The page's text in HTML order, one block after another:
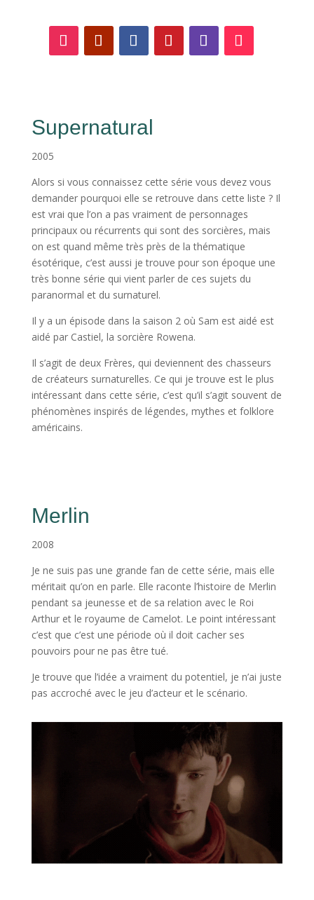
Supernatural
2005
Alors si vous connaissez cette série vous devez vous
demander pourquoi elle se retrouve dans cette liste ? Il
est vrai que l’on a pas vraiment de personnages
principaux ou récurrents qui sont des sorcières, mais
on est quand même très près de la thématique
ésotérique, c’est aussi je trouve pour son époque une
très bonne série qui vient parler de ces sujets du
paranormal et du surnaturel.
Il y a un épisode dans la saison 2 où Sam est aidé est
aidé par Castiel, la sorcière Rowena.
Il s’agit de deux Frères, qui deviennent des chasseurs
de créateurs surnaturelles. Ce qui je trouve est le plus
intéressant dans cette série, c’est qu’il s’agit souvent de
phénomènes inspirés de légendes, mythes et folklore
américains.
Merlin
2008
Je ne suis pas une grande fan de cette série, mais elle
méritait qu’on en parle. Elle raconte l’histoire de Merlin
pendant sa jeunesse et de sa relation avec le Roi
Arthur et le royaume de Camelot. Le point intéressant
c’est que c’est une période où il doit cacher ses
pouvoirs pour ne pas être tué.
Je trouve que l’idée a vraiment du potentiel, je n’ai juste
pas accroché avec le jeu d’acteur et le scénario.